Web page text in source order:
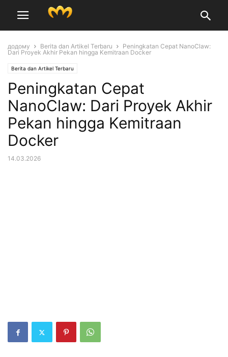
додому Berita dan Artikel Terbaru
Peningkatan Cepat NanoClaw:
Dari Proyek Akhir Pekan hingga Kemitraan Docker
Berita dan Artikel Terbaru
Peningkatan Cepat
NanoClaw: Dari Proyek Akhir
Pekan hingga Kemitraan
Docker
14.03.2026